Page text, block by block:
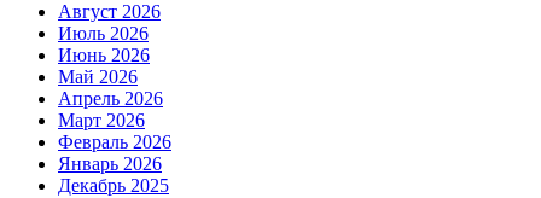
Август 2026
Июль 2026
Июнь 2026
Май 2026
Апрель 2026
Март 2026
Февраль 2026
Январь 2026
Декабрь 2025